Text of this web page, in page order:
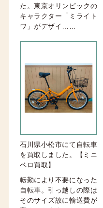
た。東京オリンピックの
キャラクター「ミライト
ワ」がデザイ……
石川県小松市にて自転車
を買取しました。【ミニ
ベロ買取】
転勤により不要になった
自転車。引っ越しの際は
そのサイズ故に輸送費が